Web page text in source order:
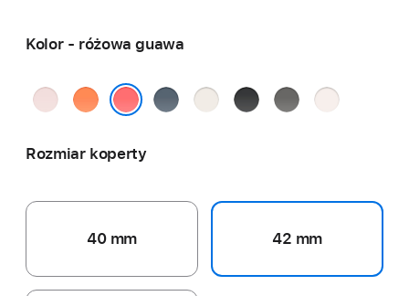
Kolor - różowa guawa
jasnoróżowyklementynkowymarynarskiksiężycowa
czarnygórskałagodny
Rozmiar koperty
40 mm 42 mm